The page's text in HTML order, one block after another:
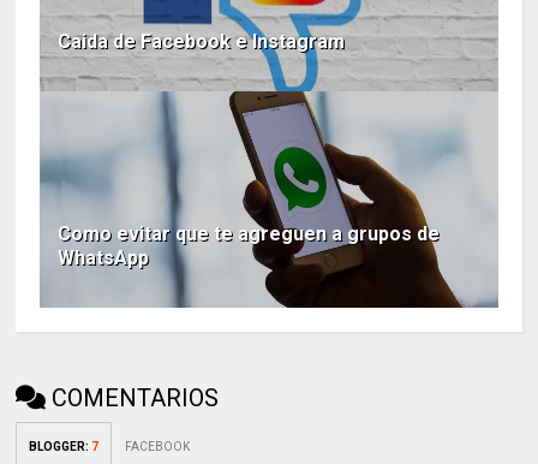
Caida de Facebook e Instagram
Como evitar que te agreguen a grupos de
WhatsApp
COMENTARIOS
BLOGGER: 7 FACEBOOK